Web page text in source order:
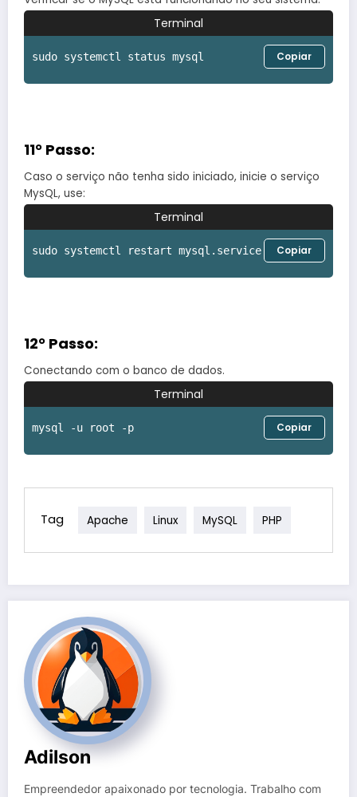
Terminal
sudo systemctl status mysql Copiar
11° Passo:
Caso o serviço não tenha sido iniciado, inicie o serviço
MysQL, use:
Terminal
sudo systemctl restart mysql.service Copiar
12° Passo:
Conectando com o banco de dados.
Terminal
mysql -u root -p Copiar
Tag Apache Linux MySQL PHP
Adilson
Empreendedor apaixonado por tecnologia. Trabalho com